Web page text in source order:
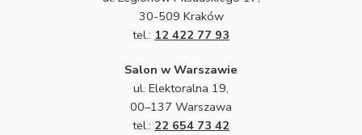
30-509 Kraków
tel.: 12 422 77 93
Salon w Warszawie
ul. Elektoralna 19,
00–137 Warszawa
tel.: 22 654 73 42